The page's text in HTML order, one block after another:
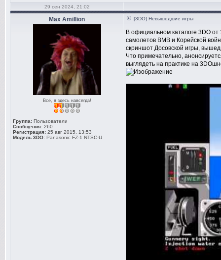
29 сен 2024, 21:02
Max Amillion
Всё, я здесь навсегда!
Группа: Пользователи
Сообщения: 260
Регистрация: 25 авг 2015, 13:53
Модель 3DO: Panasonic FZ-1 NTSC-U
[3DO] Невышедшие игры
В официальном каталоге 3DO
самолетов ВМВ и Корейской
скриншот Досовской игры,
Что примечательно,
выглядеть на практике на